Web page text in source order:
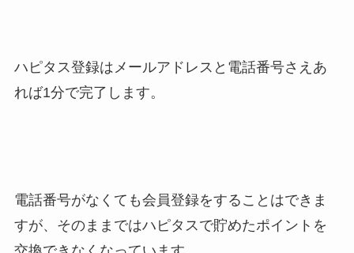
ハピタス登録はメールアドレスと電話番号さえあ
れば1分で完了します。
電話番号がなくても会員登録をすることはできま
すが、そのままではハピタスで貯めたポイントを